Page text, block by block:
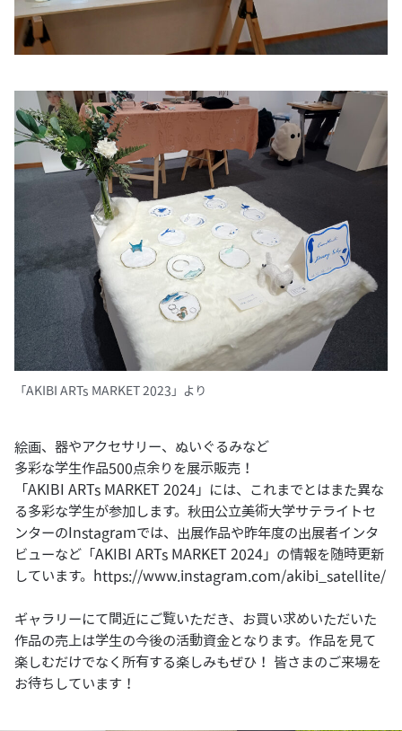
「AKIBI ARTs MARKET 2023」より
絵画、器やアクセサリー、ぬいぐるみなど
多彩な学生作品500点余りを展示販売！
「AKIBI ARTs MARKET 2024」には、これまでとはまた異な
る多彩な学生が参加します。秋田公立美術大学サテライトセ
ンターのInstagramでは、出展作品や昨年度の出展者インタ
ビューなど「AKIBI ARTs MARKET 2024」の情報を随時更新
しています。
https://www.instagram.com/akibi_satellite/
ギャラリーにて間近にご覧いただき、お買い求めいただいた
作品の売上は学生の今後の活動資金となります。作品を見て
楽しむだけでなく所有する楽しみもぜひ！ 皆さまのご来場を
お待ちしています！